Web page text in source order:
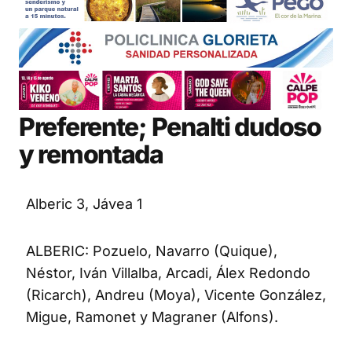
Preferente; Penalti dudoso
y remontada
Alberic 3, Jávea 1
ALBERIC: Pozuelo, Navarro (Quique),
Néstor, Iván Villalba, Arcadi, Álex Redondo
(Ricarch), Andreu (Moya), Vicente González,
Migue, Ramonet y Magraner (Alfons).